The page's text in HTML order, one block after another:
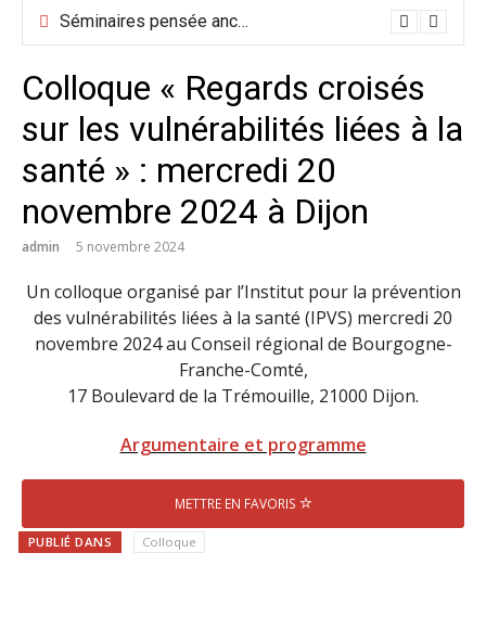
Séminaires pensée ancienne mai-juin 2026
Conférences hors les murs mai-juin-juillet 2026
Colloque « Regards croisés
sur les vulnérabilités liées à la
santé » : mercredi 20
novembre 2024 à Dijon
admin 5 novembre 2024
Un colloque organisé par l’Institut pour la prévention
des vulnérabilités liées à la santé (IPVS) mercredi 20
novembre 2024 au Conseil régional de Bourgogne-
Franche-Comté,
17 Boulevard de la Trémouille, 21000 Dijon.
Argumentaire et programme
METTRE EN FAVORIS
PUBLIÉ DANS Colloque